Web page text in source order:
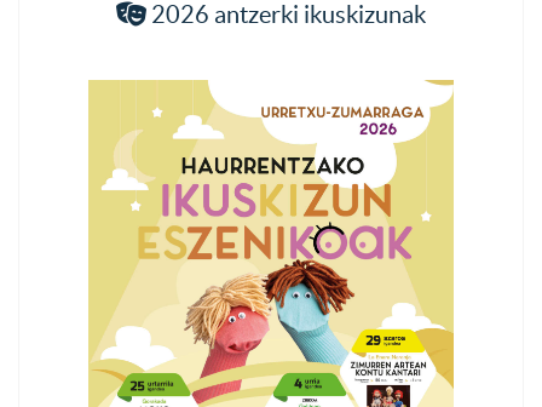
2026 antzerki ikuskizunak